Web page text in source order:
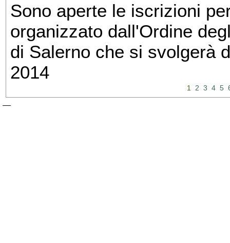
Sono aperte le iscrizioni
organizzato dall'Ordine
di Salerno che si svolgerà
2014
1 2 3 4 5